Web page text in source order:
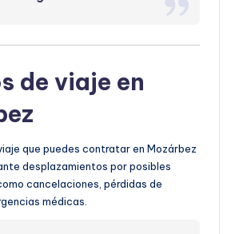
de viaje en
que puedes contratar en Mozárbez
desplazamientos por posibles
cancelaciones, pérdidas de
médicas.